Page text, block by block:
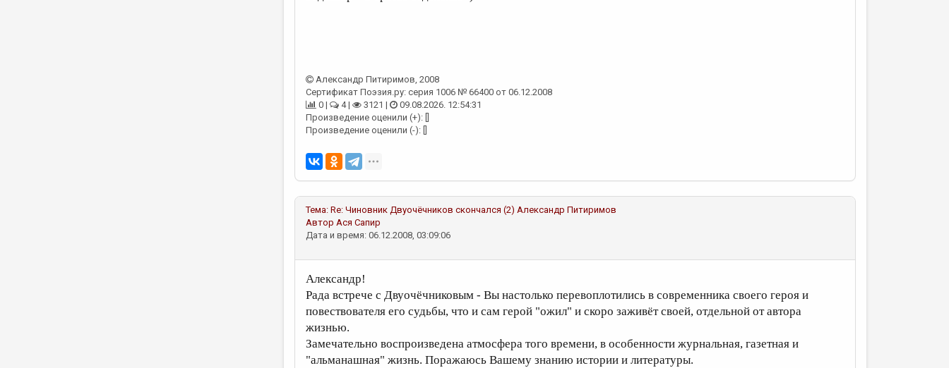
Александр Питиримов, 2008
Сертификат Поэзия.ру: серия 1006 № 66400 от 06.12.2008
0 |
4 | 3121 |
09.08.2026. 12:54:31
Произведение оценили (+): []
Произведение оценили (-): []
Тема: Re: Чиновник Двуочёчников скончался (2) Александр Питиримов
Автор Ася Сапир
Дата и время: 06.12.2008, 03:09:06
Александр!
Рада встрече с Двуочёчниковым - Вы настолько перевоплотились в современника своего героя и
повествователя его судьбы, что и сам герой "ожил" и скоро заживёт своей, отдельной от автора
жизнью.
Замечательно воспроизведена атмосфера того времени, в особенности журнальная, газетная и
"альманашная" жизнь. Поражаюсь Вашему знанию истории и литературы.